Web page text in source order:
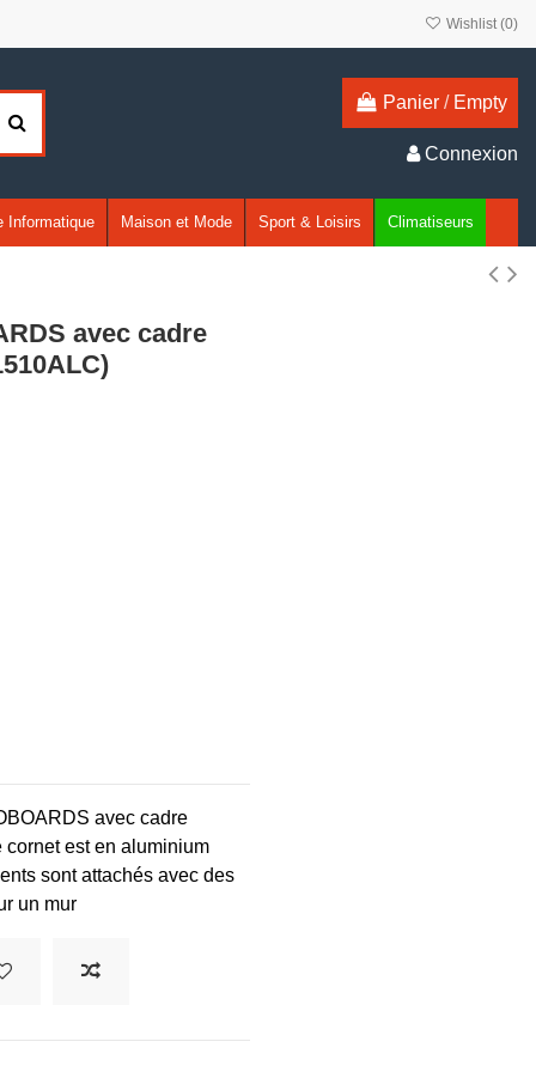
Wishlist (0)
Panier / Empty
Connexion
Informatique Maison et Mode Sport & Loisirs Climatiseurs
avec cadre
avec cadre
cornet est en aluminium
sont attachés avec des
un mur